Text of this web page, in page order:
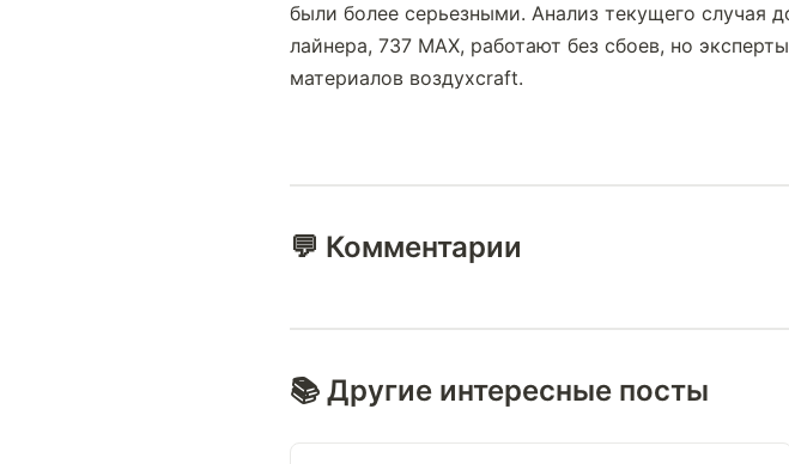
были более серьезными. Анализ текущего случая
лайнера, 737 MAX, работают без сбоев, но
материалов воздухcraft.
💬 Комментарии
📚 Другие интересные посты